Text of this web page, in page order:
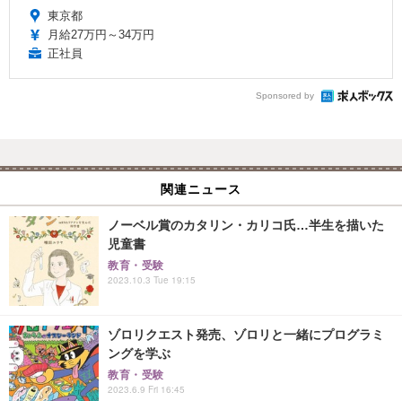
東京都
月給27万円～34万円
正社員
Sponsored by
関連ニュース
ノーベル賞のカタリン・カリコ氏…半生を描いた
児童書
教育・受験
2023.10.3 Tue 19:15
ゾロリクエスト発売、ゾロリと一緒にプログラミ
ングを学ぶ
教育・受験
2023.6.9 Fri 16:45